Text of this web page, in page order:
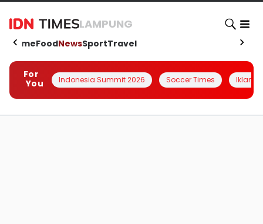
LAMPUNG
HomeFoodNewsSportTravel
For
You
Indonesia Summit 2026 Soccer Times Iklanin